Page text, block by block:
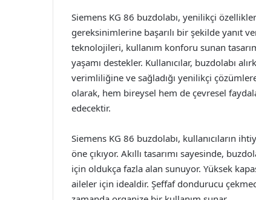
Siemens KG 86 buzdolabı, yenilikçi
gereksinimlerine başarılı bir şekilde yanıt
teknolojileri, kullanım konforu sunan
yaşamı destekler. Kullanıcılar, buzdolabı
verimliliğine ve sağladığı yenilikçi
olarak, hem bireysel hem de çevresel
edecektir.
Siemens KG 86 buzdolabı, kullanıcıların
öne çıkıyor. Akıllı tasarımı sayesinde,
için oldukça fazla alan sunuyor. Yüksek
aileler için idealdir. Şeffaf dondurucu